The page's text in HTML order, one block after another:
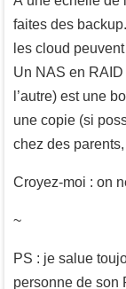
faites des
les cloud
Un NAS en
l’autre) est une
une copie (si
chez des
Croyez-moi : on
~
PS : je salue
personne de son